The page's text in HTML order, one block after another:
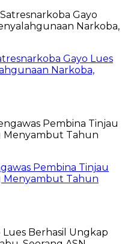
Gayo Lues
Narkoba,
Pembina Tinjau
Menyambut Tahun